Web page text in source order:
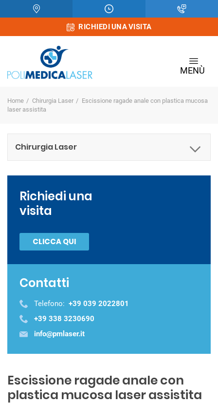
RICHIEDI UNA VISITA
MENÙ
Home Chirurgia Laser
Escissione ragade anale con plastica mucosa
laser assistita
Chirurgia Laser
Richiedi una
visita
CLICCA QUI
Contatti
Telefono: +39 039 2022801
+39 338 3230690
info@pmlaser.it
Escissione ragade anale con
plastica mucosa laser assistita